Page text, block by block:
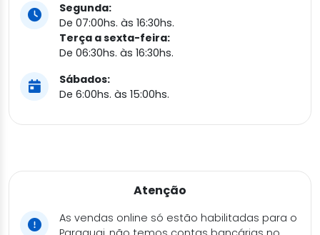
Segunda:
De 07:00hs. às 16:30hs.
Terça a sexta-feira:
De 06:30hs. às 16:30hs.
Sábados:
De 6:00hs. às 15:00hs.
Atenção
As vendas online só estão habilitadas para o